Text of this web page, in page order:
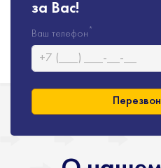
за Вас!
Ваш телефон *